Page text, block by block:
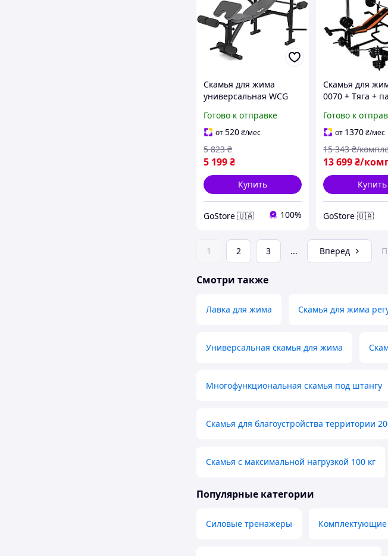
Скамья для жима
универсальная WCG
Скотта с тренажером
для ног
Готово к отправке
от520₴/мес
5 199₴
5 823 ₴
Купить
GoStore 🇺🇦 100%
Скамья для
0070 + Тяга +
гантели 148 кг
Готово к
от 1370₴/мес
13 699₴/
15 343 ₴/
Купить
GoStore 🇺🇦
1 2 3 ... Вперед
Смотри также
Лавка для жима Скамья для жима
Универсальная скамья для жима
Многофункциональная скамья под штангу
Скамья для благоустройства территории
Скамья с максимальной нагрузкой 100 кг
Популярные категории
Силовые тренажеры Комплектующие